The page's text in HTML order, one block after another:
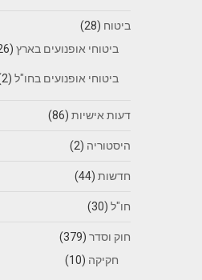
ביטוח (28)
ביטוחי אופנועים בארץ(26)
ביטוחי אופנועים בחו"ל(2)
דעות אישיות(86)
היסטוריה (2)
חדשות(44)
חו"ל(30)
חוק וסדר(379)
חקיקה (10)